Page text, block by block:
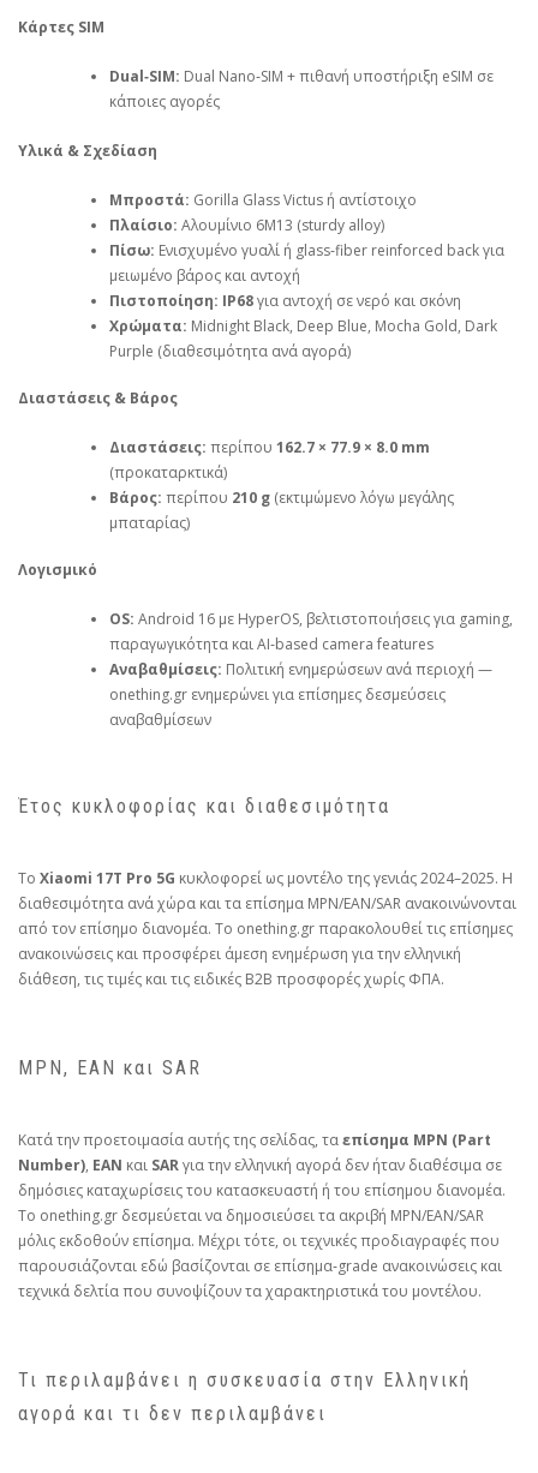
Κάρτες SIM
Dual‑SIM: Dual Nano‑SIM + πιθανή υποστήριξη eSIM σε
κάποιες αγορές
Υλικά & Σχεδίαση
Μπροστά: Gorilla Glass Victus ή αντίστοιχο
Πλαίσιο: Αλουμίνιο 6M13 (sturdy alloy)
Πίσω: Ενισχυμένο γυαλί ή glass‑fiber reinforced back για
μειωμένο βάρος και αντοχή
Πιστοποίηση: IP68για αντοχή σε νερό και σκόνη
Χρώματα: Midnight Black, Deep Blue, Mocha Gold, Dark
Purple (διαθεσιμότητα ανά αγορά)
Διαστάσεις & Βάρος
Διαστάσεις: περίπου 162.7 × 77.9 × 8.0 mm
(προκαταρκτικά)
Βάρος: περίπου 210 g (εκτιμώμενο λόγω μεγάλης
μπαταρίας)
Λογισμικό
OS: Android 16 με HyperOS, βελτιστοποιήσεις για gaming,
παραγωγικότητα και AI‑based camera features
Αναβαθμίσεις: Πολιτική ενημερώσεων ανά περιοχή —
onething.gr ενημερώνει για επίσημες δεσμεύσεις
αναβαθμίσεων
Έτος κυκλοφορίας και διαθεσιμότητα
Το Xiaomi 17T Pro 5G κυκλοφορεί ως μοντέλο της γενιάς 2024–2025. Η
διαθεσιμότητα ανά χώρα και τα επίσημα MPN/EAN/SAR ανακοινώνονται
από τον επίσημο διανομέα. Το onething.gr παρακολουθεί τις επίσημες
ανακοινώσεις και προσφέρει άμεση ενημέρωση για την ελληνική
διάθεση, τις τιμές και τις ειδικές B2B προσφορές χωρίς ΦΠΑ.
MPN, EAN και SAR
Κατά την προετοιμασία αυτής της σελίδας, ταεπίσημα MPN (Part
Number), EAN και SARγια την ελληνική αγορά δεν ήταν διαθέσιμα σε
δημόσιες καταχωρίσεις του κατασκευαστή ή του επίσημου διανομέα.
Το onething.gr δεσμεύεται να δημοσιεύσει τα ακριβή MPN/EAN/SAR
μόλις εκδοθούν επίσημα. Μέχρι τότε, οι τεχνικές προδιαγραφές που
παρουσιάζονται εδώ βασίζονται σε επίσημα‑grade ανακοινώσεις και
τεχνικά δελτία που συνοψίζουν τα χαρακτηριστικά του μοντέλου.
Τι περιλαμβάνει η συσκευασία στην Ελληνική
αγορά και τι δεν περιλαμβάνει